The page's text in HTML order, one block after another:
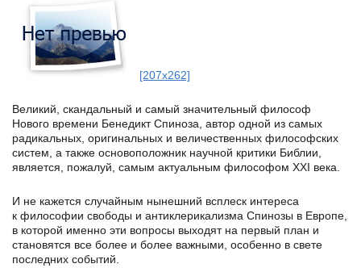
[207x262]
Великий, скандальный и самый значительный философ
Нового времени Бенедикт Спиноза, автор одной из самых
радикальных, оригинальных и величественных философских
систем, а также основоположник научной критики Библии,
является, пожалуй, самым актуальным философом XXI века.
И не кажется случайным нынешний всплеск интереса
к философии свободы и антиклерикализма Спинозы в Европе,
в которой именно эти вопросы выходят на первый план и
становятся все более и более важными, особенно в свете
последних событий.